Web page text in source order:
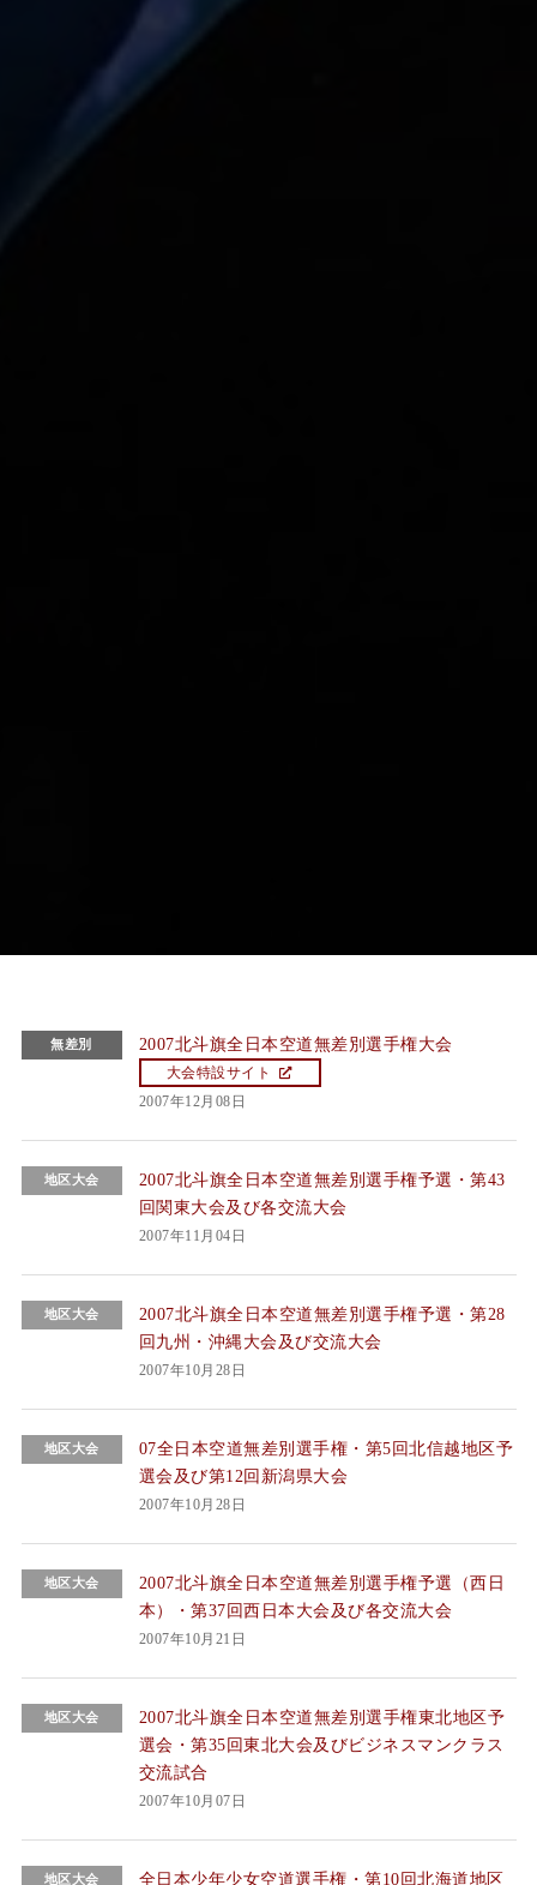
無差別 2007北斗旗全日本空道無差別選手権大会
大会特設サイト
2007年12月08日
地区大会
2007北斗旗全日本空道無差別選手権予選・第43
回関東大会及び各交流大会
2007年11月04日
地区大会
2007北斗旗全日本空道無差別選手権予選・第28
回九州・沖縄大会及び交流大会
2007年10月28日
地区大会
07全日本空道無差別選手権・第5回北信越地区予
選会及び第12回新潟県大会
2007年10月28日
地区大会
2007北斗旗全日本空道無差別選手権予選（西日
本）・第37回西日本大会及び各交流大会
2007年10月21日
地区大会
2007北斗旗全日本空道無差別選手権東北地区予
選会・第35回東北大会及びビジネスマンクラス
交流試合
2007年10月07日
地区大会 全日本少年少女空道選手権・第10回北海道地区